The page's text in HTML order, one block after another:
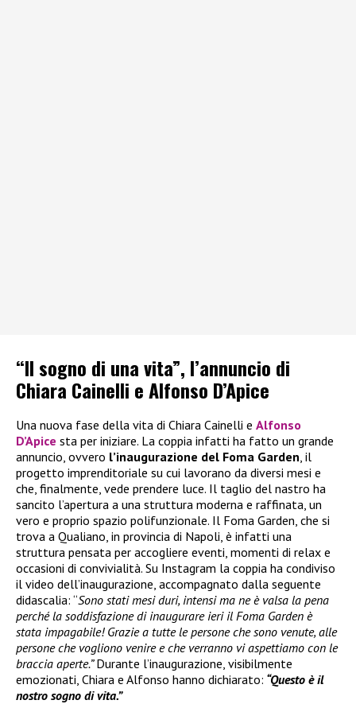
“Il sogno di una vita”, l’annuncio di
Chiara Cainelli e Alfonso D’Apice
Una nuova fase della vita di Chiara Cainelli e Alfonso
D’Apice sta per iniziare. La coppia infatti ha fatto un grande
annuncio, ovvero l’inaugurazione del Foma Garden , il
progetto imprenditoriale su cui lavorano da diversi mesi e
che, finalmente, vede prendere luce. Il taglio del nastro ha
sancito l’apertura a una struttura moderna e raffinata, un
vero e proprio spazio polifunzionale. Il Foma Garden, che si
trova a Qualiano, in provincia di Napoli, è infatti una
struttura pensata per accogliere eventi, momenti di relax e
occasioni di convivialità. Su Instagram la coppia ha condiviso
il video dell’inaugurazione, accompagnato dalla seguente
didascalia: “Sono stati mesi duri, intensi ma ne è valsa la pena
perché la soddisfazione di inaugurare ieri il Foma Garden è
stata impagabile! Grazie a tutte le persone che sono venute, alle
persone che vogliono venire e che verranno vi aspettiamo con le
braccia aperte.”Durante l’inaugurazione, visibilmente
emozionati, Chiara e Alfonso hanno dichiarato: “Questo è il
nostro sogno di vita.”